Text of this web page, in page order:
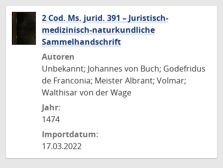
2 Cod. Ms. jurid. 391 – Juristisch-
medizinisch-naturkundliche
Sammelhandschrift
Autoren
Unbekannt; Johannes von Buch; Godefridus
de Franconia; Meister Albrant; Volmar;
Walthisar von der Wage
Jahr:
1474
Importdatum:
17.03.2022